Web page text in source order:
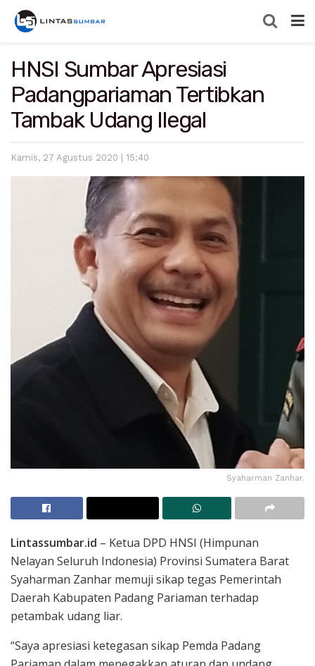
HNSI Sumbar Apresiasi
Padangpariaman Tertibkan
Tambak Udang Ilegal
Kamis, 27 Agustus 2020 | 15:40
Syaharman Zanhar.
Lintassumbar.id – Ketua DPD HNSI (Himpunan
Nelayan Seluruh Indonesia) Provinsi Sumatera Barat
Syaharman Zanhar memuji sikap tegas Pemerintah
Daerah Kabupaten Padang Pariaman terhadap
petambak udang liar.
“Saya apresiasi ketegasan sikap Pemda Padang